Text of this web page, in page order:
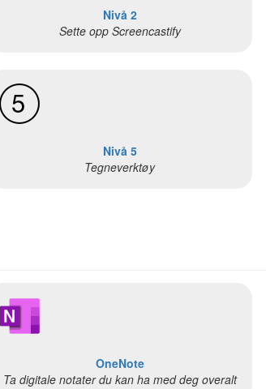
Nivå 2
Sette opp Screencastify
Nivå 5
Tegneverktøy
OneNote
Ta digitale notater du kan ha med deg overalt